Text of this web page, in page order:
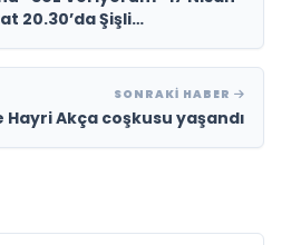
20.30’da Şişli
SONRAKI HABER
Hayri Akça coşkusu yaşandı